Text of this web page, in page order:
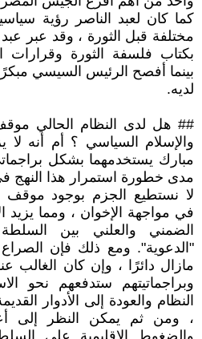
كما كان لعبد الناصر رؤية
مختلفة قبل الثورة ، وقد عبر
بكتاب فلسفة الثورة وقرارات
بينما أفصح الرئيس السيسي
لديه.
## هل لدى النظام الحالي
والإسلام السياسي ؟ أم أنه لا
مبارك يستخدمهما بشكل
مدى خطورة استمرار هذا النهج
لا نستطيع الجزم بوجود موقف
في مواجهة الإخوان ، ومما يزيد
الضمني والعلني بين
"الدعوية". ومع ذلك فإن
مازال دائرًا ، وإن كان الغالب
وبراجماتيتهم ستدفعهم نحو
النظام والعودة إلى الأدوار
، ومن ثم يمكن النظر إلى